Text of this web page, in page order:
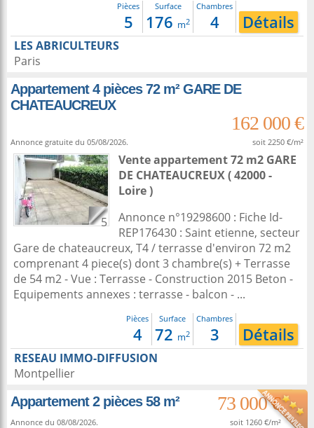
Pièces
5
Surface
176 m2
Chambres
4 Détails
LES ABRICULTEURS
Paris
Appartement 4 pièces 72 m² GARE DE
CHATEAUCREUX
162 000 €
Annonce gratuite du 05/08/2026. soit 2250 €/m²
5
Vente appartement 72 m2 GARE
DE CHATEAUCREUX ( 42000 -
Loire )
Annonce n°19298600 : Fiche Id-
REP176430 : Saint etienne, secteur
Gare de chateaucreux, T4 / terrasse d'environ 72 m2
comprenant 4 piece(s) dont 3 chambre(s) + Terrasse
de 54 m2 - Vue : Terrasse - Construction 2015 Beton -
Equipements annexes : terrasse - balcon - ...
Pièces
4
Surface
72 m2
Chambres
3 Détails
RESEAU IMMO-DIFFUSION
Montpellier
Appartement 2 pièces 58 m²
73 000 €
Annonce du 08/08/2026. soit 1260 €/m²